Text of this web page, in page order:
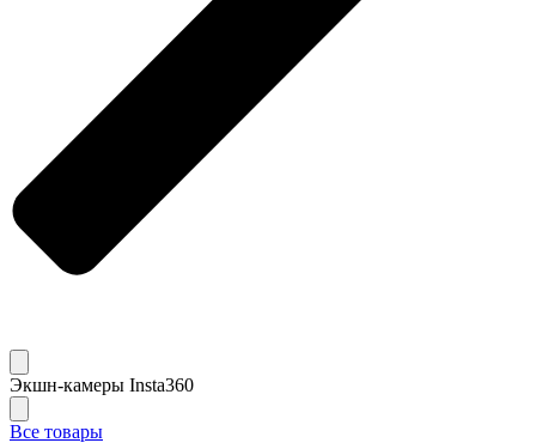
Экшн-камеры Insta360
Все товары